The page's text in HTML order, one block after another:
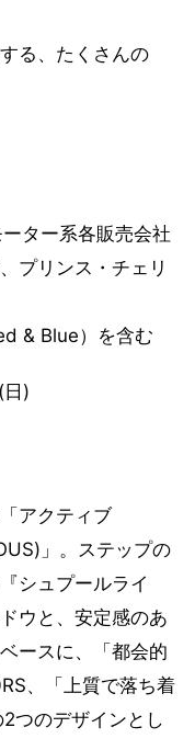
る、たくさんの
ター系各販売会社
プリンス・チェリ
& Blue）を含む
)
アクティブ
」。ステップの
シュプールライ
ウと、安定感のあ
ースに、「都会的
、「上質で落ち着
つのデザインとし